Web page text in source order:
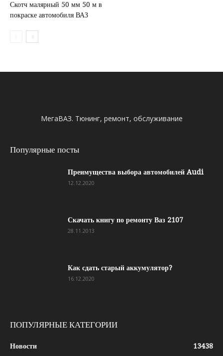
Скотч малярный 50 мм 50 м в
покраске автомобиля ВАЗ
МегаВАЗ. Тюнинг, ремонт, обслуживание
Популярные посты
Преимущества выбора автомобилей Audi
12.12.2020
Скачать книгу по ремонту Ваз 2107
28.11.2013
Как сдать старый аккумулятор?
16.12.2020
ПОПУЛЯРНЫЕ КАТЕГОРИИ
Новости 13438